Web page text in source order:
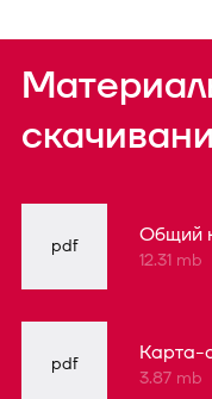
pdf Общий
12.31 mb
pdf Карта-
3.87 mb